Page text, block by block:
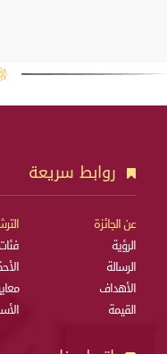
روابط سريعة
عن الجائزة
الرؤية
الرسالة
الأهداف
القيمة